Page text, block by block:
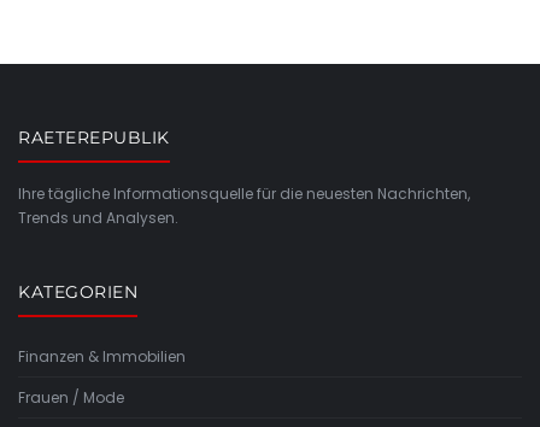
RAETEREPUBLIK
Ihre tägliche Informationsquelle für die neuesten Nachrichten,
Trends und Analysen.
KATEGORIEN
Finanzen & Immobilien
Frauen / Mode